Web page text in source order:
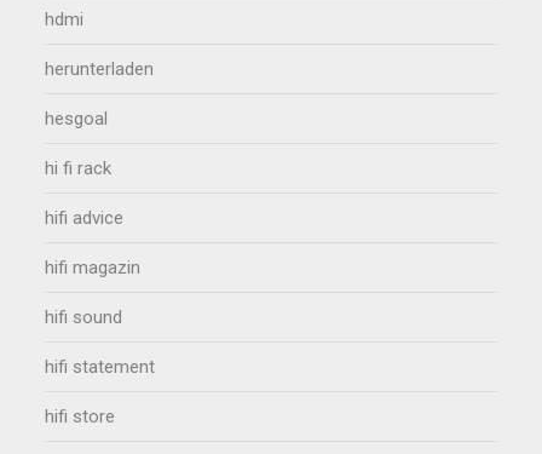
hdmi
herunterladen
hesgoal
hi fi rack
hifi advice
hifi magazin
hifi sound
hifi statement
hifi store